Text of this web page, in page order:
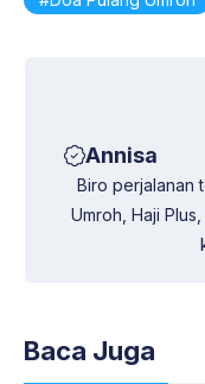
Annisa
Biro perjalanan
Umroh, Haji
Baca Juga